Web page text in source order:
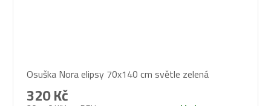
Osuška Nora elipsy 70x140 cm světle zelená
320 Kč